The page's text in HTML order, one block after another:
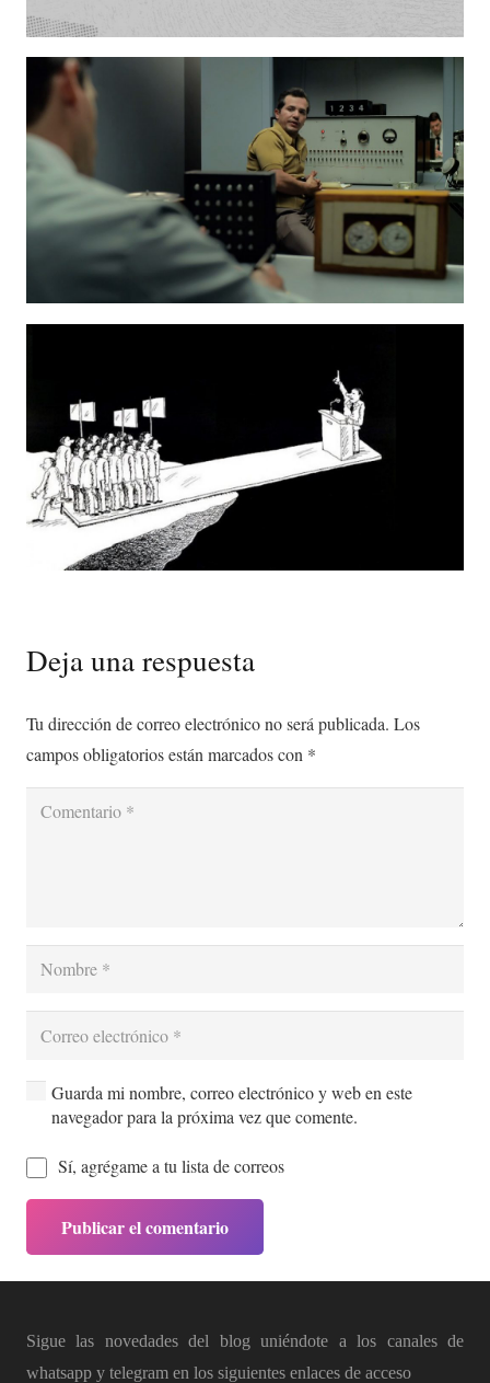
Deja una respuesta
Tu dirección de correo electrónico no será publicada. Los
campos obligatorios están marcados con *
Guarda mi nombre, correo electrónico y web en este
navegador para la próxima vez que comente.
Sí, agrégame a tu lista de correos
Publicar el comentario
Sigue las novedades del blog uniéndote a los canales de
whatsapp y telegram en los siguientes enlaces de acceso